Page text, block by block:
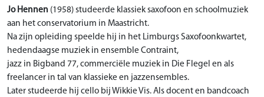
Jo Hennen (1958) studeerde klassiek saxofoon en schoolmuziek
aan het conservatorium in Maastricht.
Na zijn opleiding speelde hij in het Limburgs Saxofoonkwartet,
hedendaagse muziek in ensemble Contraint,
jazz in Bigband 77, commerciële muziek in Die Flegel en als
freelancer in tal van klassieke en jazzensembles.
Later studeerde hij cello bij Wikkie Vis. Als docent en bandcoach